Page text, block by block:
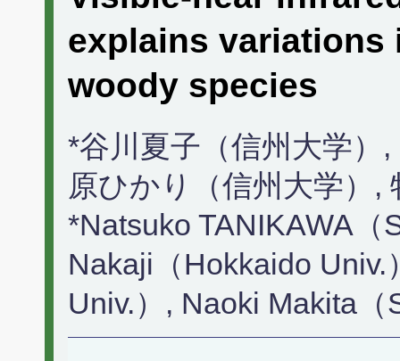
explains variations
woody species
*谷川夏子（信州大学）
原ひかり（信州大学）,
*Natsuko TANIKAWA（
Nakaji（Hokkaido
Univ.）, Naoki Makita（